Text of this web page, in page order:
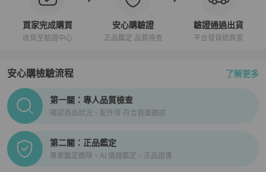
買家完成購買
收貨至驗證中心
安心購驗證
正品鑑定 品質檢查
驗證通過出貨
平台發貨給買家
安心購檢驗流程 了解更多
PopChill拍拍圈正品驗證、安心購檢驗流程介紹
第一關：專人品質檢查
確認商品狀況、配件等 符合頁面描述
第二關：正品鑑定
專業鑑定團隊、AI 儀器鑑定、正品證書